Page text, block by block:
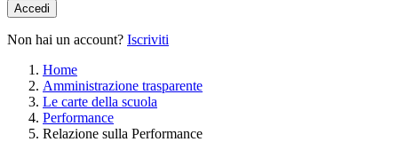
Accedi
Non hai un account? Iscriviti
Home
Amministrazione trasparente
Le carte della scuola
Performance
Relazione sulla Performance